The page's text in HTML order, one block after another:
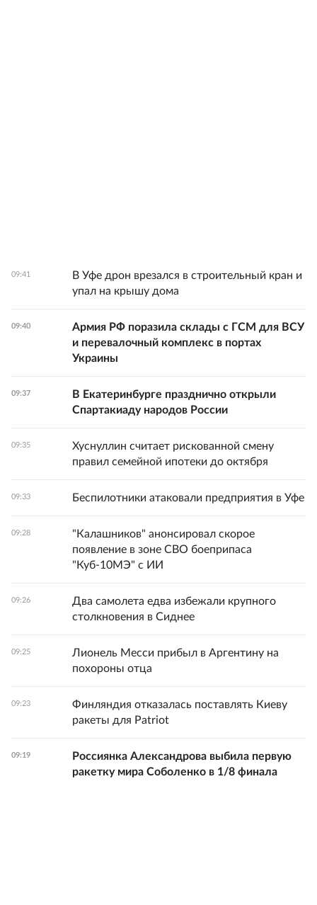
09:41
В Уфе дрон врезался в строительный кран и
упал на крышу дома
09:40
Армия РФ поразила склады с ГСМ для ВСУ
и перевалочный комплекс в портах
Украины
09:37
В Екатеринбурге празднично открыли
Спартакиаду народов России
09:35
Хуснуллин считает рискованной смену
правил семейной ипотеки до октября
09:33 Беспилотники атаковали предприятия в Уфе
09:28
"Калашников" анонсировал скорое
появление в зоне СВО боеприпаса
"Куб-10МЭ" с ИИ
09:26
Два самолета едва избежали крупного
столкновения в Сиднее
09:25
Лионель Месси прибыл в Аргентину на
похороны отца
09:23
Финляндия отказалась поставлять Киеву
ракеты для Patriot
09:19
Россиянка Александрова выбила первую
ракетку мира Соболенко в 1/8 финала